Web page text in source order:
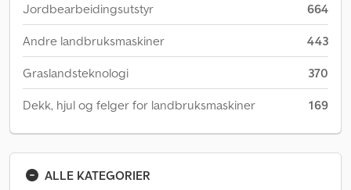
Jordbearbeidingsutstyr 664
Andre landbruksmaskiner 443
Graslandsteknologi 370
Dekk, hjul og felger for landbruksmaskiner 169
ALLE KATEGORIER